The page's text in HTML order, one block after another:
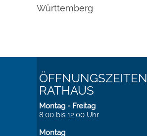
Württemberg
ÖFFNUNGSZEITEN
RATHAUS
Montag - Freitag
8.00 bis 12.00 Uhr
Montag